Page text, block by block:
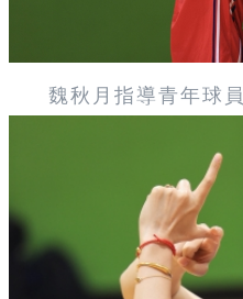
魏秋月指導青年球員